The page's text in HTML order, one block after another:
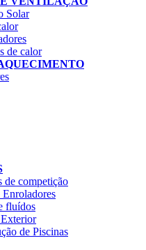
Solar
de calor
de competição
Enroladores
fluídos
de Piscinas